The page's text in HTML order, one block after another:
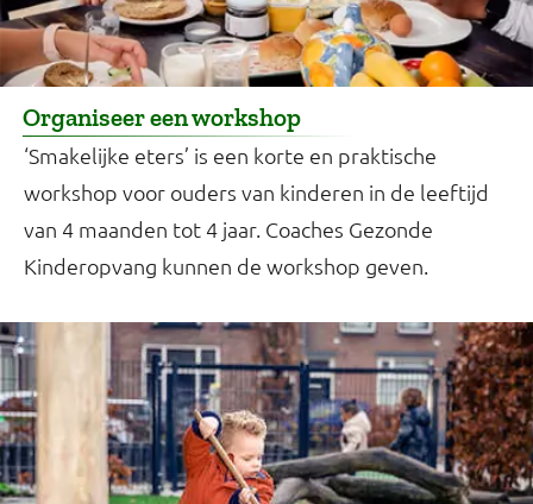
Organiseer een workshop
‘Smakelijke eters’ is een korte en praktische
workshop voor ouders van kinderen in de leeftijd
van 4 maanden tot 4 jaar. Coaches Gezonde
Kinderopvang kunnen de workshop geven.